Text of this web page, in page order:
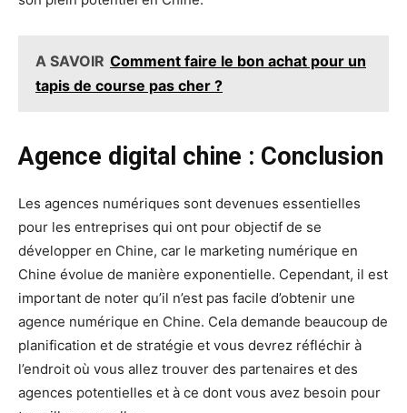
A SAVOIR Comment faire le bon achat pour un
tapis de course pas cher ?
Agence digital chine : Conclusion
Les agences numériques sont devenues essentielles
pour les entreprises qui ont pour objectif de se
développer en Chine, car le marketing numérique en
Chine évolue de manière exponentielle. Cependant, il est
important de noter qu’il n’est pas facile d’obtenir une
agence numérique en Chine. Cela demande beaucoup de
planification et de stratégie et vous devrez réfléchir à
l’endroit où vous allez trouver des partenaires et des
agences potentielles et à ce dont vous avez besoin pour